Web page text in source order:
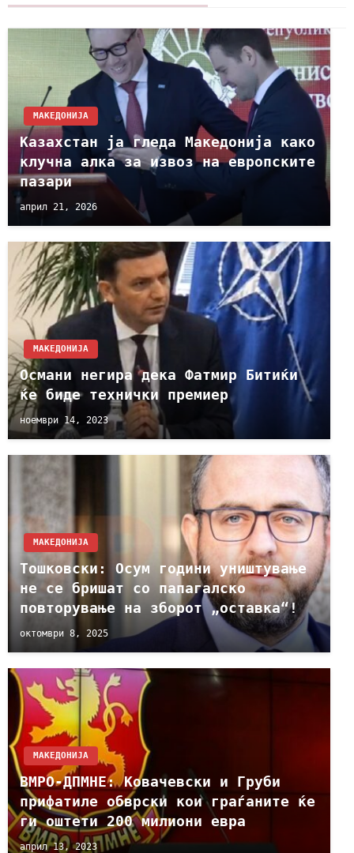
МАКЕДОНИЈА
Казахстан ја гледа Македонија како
клучна алка за извоз на европските
пазари
април 21, 2026
МАКЕДОНИЈА
Османи негира дека Фатмир Битиќи
ќе биде технички премиер
ноември 14, 2023
МАКЕДОНИЈА
Тошковски: Осум години уништување
не се бришат со папагалско
повторување на зборот „оставка“!
октомври 8, 2025
МАКЕДОНИЈА
ВМРО-ДПМНЕ: Ковачевски и Груби
прифатиле обврски кои граѓаните ќе
ги оштети 200 милиони евра
април 13, 2023